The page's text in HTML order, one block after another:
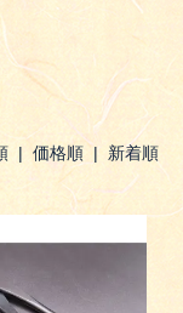
| 価格順 | 新着順